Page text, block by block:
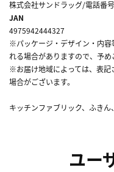
株式会社サンドラッグ/電話番
JAN
4975942444327
※パッケージ・デザイン・内容
れる場合がありますので、予め
※お届け地域によっては、表記
場合がございます。
キッチンファブリック、ふき
ユー